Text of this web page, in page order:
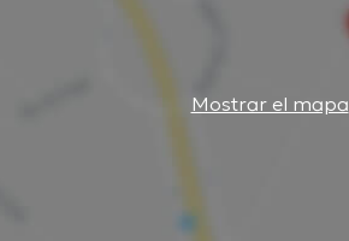
Mostrar el mapa